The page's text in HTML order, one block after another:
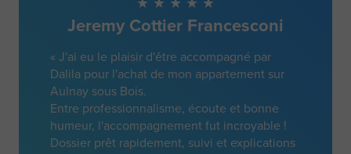
Jeremy Cottier Francesconi
« J'ai eu le plaisir d'être accompagné par
Dalila pour l'achat de mon appartement sur
Aulnay sous Bois.
Entre professionnalisme, écoute et bonne
humeur, l'accompagnement fut incroyable !
Dossier prêt rapidement, suivi et explications